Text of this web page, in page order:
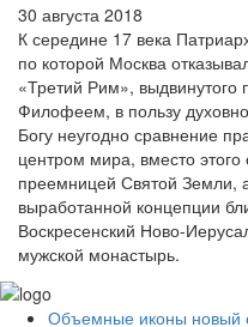
30 августа 2018
К середине 17 века
по которой Москва
«Третий Рим»,
Филофеем, в пользу
Богу неугодно сравнение
центром мира, вместо
преемницей Святой Земли,
выработанной концепции
Воскресенский Ново-
мужской монастырь.
Объемные иконы новый